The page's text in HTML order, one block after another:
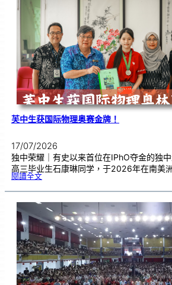
欢庆
周
年
芙中生获国际物理奥赛金牌！
17/07/2026
独中荣耀｜有史以来首位在IPhO夺金的
高三毕业生石康琳同学，于2026年在南美
閱讀全文:芙
获
际
物
理
赛
金
牌
！